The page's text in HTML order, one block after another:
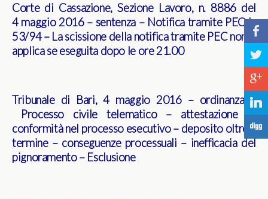
Corte di Cassazione, Sezione Lavoro, n. 8886 del
4 maggio 2016 – sentenza – Notifica tramite PEC L.
53/94 – La scissione della notifica tramite PEC non si
applica se eseguita dopo le ore 21.00
Tribunale di Bari, 4 maggio 2016 – ordinanza –
Processo civile telematico – attestazione di
conformità nel processo esecutivo – deposito oltre il
termine – conseguenze processuali – inefficacia del
pignoramento – Esclusione
b
a
c
j
F